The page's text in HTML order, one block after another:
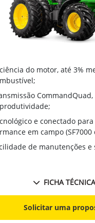
do motor, até 3%
e conectado
em campo (SF7000
de manutenções
FICHA TÉCNICA
Solicitar uma